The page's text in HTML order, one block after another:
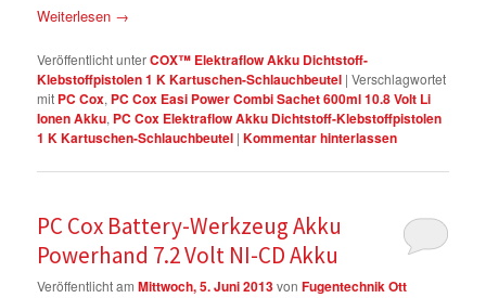
Weiterlesen →
Veröffentlicht unterCOX™ Elektraflow Akku Dichtstoff-
Klebstoffpistolen 1 K Kartuschen-Schlauchbeutel |Verschlagwortet
mit PC Cox, PC Cox Easi Power Combi Sachet 600ml 10.8 Volt Li
Ionen Akku, PC Cox Elektraflow Akku Dichtstoff-Klebstoffpistolen
1 K Kartuschen-Schlauchbeutel |Kommentar hinterlassen
PC Cox Battery-Werkzeug Akku
Powerhand 7.2 Volt NI-CD Akku
Veröffentlicht amMittwoch, 5. Juni 2013vonFugentechnik Ott